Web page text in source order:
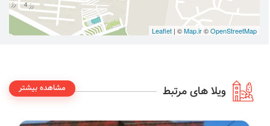
Leaflet | ©Map.ir©OpenStreetMap
ویلا های مرتبط مشاهده بیشتر